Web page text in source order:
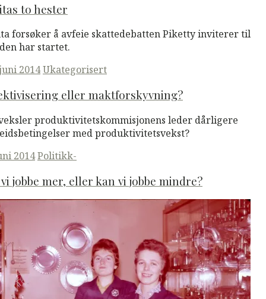
to hester
forsøker å avfeie skattedebatten Piketty inviterer til
har startet.
2014Ukategorisert
eller maktforskyvning?
produktivitetskommisjonens leder dårligere
med produktivitetsvekst?
2014Politikk-
jobbe mer, eller kan vi jobbe mindre?